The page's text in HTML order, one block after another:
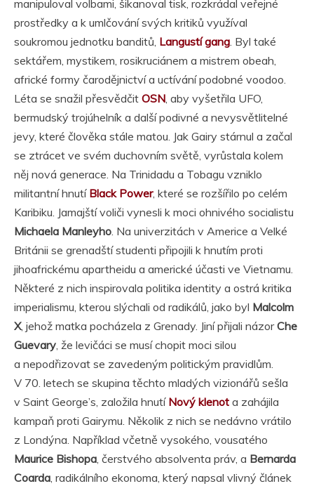
manipuloval volbami, šikanoval tisk, rozkrádal veřejné
prostředky a k umlčování svých kritiků využíval
soukromou jednotku banditů, Langustí gang . Byl také
sektářem, mystikem, rosikruciánem a mistrem obeah,
africké formy čarodějnictví a uctívání podobné voodoo.
Léta se snažil přesvědčit OSN , aby vyšetřila UFO,
bermudský trojúhelník a další podivné a nevysvětlitelné
jevy, které člověka stále matou. Jak Gairy stárnul a začal
se ztrácet ve svém duchovním světě, vyrůstala kolem
něj nová generace. Na Trinidadu a Tobagu vzniklo
militantní hnutí Black Power, které se rozšířilo po celém
Karibiku. Jamajští voliči vynesli k moci ohnivého socialistu
Michaela Manleyho . Na univerzitách v Americe a Velké
Británii se grenadští studenti připojili k hnutím proti
jihoafrickému apartheidu a americké účasti ve Vietnamu.
Některé z nich inspirovala politika identity a ostrá kritika
imperialismu, kterou slýchali od radikálů, jako byl Malcolm
X, jehož matka pocházela z Grenady. Jiní přijali názorChe
Guevary , že levičáci se musí chopit moci silou
a nepodřizovat se zavedeným politickým pravidlům.
V 70. letech se skupina těchto mladých vizionářů sešla
v Saint George’s, založila hnutí Nový klenot a zahájila
kampaň proti Gairymu. Několik z nich se nedávno vrátilo
z Londýna. Například včetně vysokého, vousatého
Maurice Bishopa , čerstvého absolventa práv, a Bernarda
Coarda , radikálního ekonoma, který napsal vlivný článek